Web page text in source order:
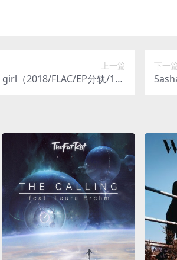
上一篇
（2018/FLAC/EP分轨/109
下一